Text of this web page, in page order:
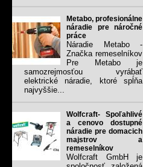
Metabo, profesionálne
náradie pre náročné
práce
Náradie Metabo -
Značka remeselníkov
Pre Metabo je
samozrejmosťou vyrábať
elektrické náradie, ktoré spĺňa
najvyššie...
Wolfcraft- Spoľahlivé
a cenovo dostupné
náradie pre domacich
majstrov a
remeselníkov
Wolfcraft GmbH je